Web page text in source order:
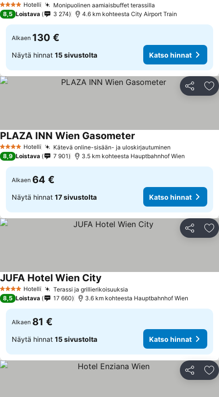
4 Tähtiluokitus
Hotelli Monipuolinen aamiaisbuffet terassilla
8,5 Loistava 3 274 4.6 km kohteesta City Airport Train
Alkaen 130 €
Näytä hinnat 15 sivustolta Katso hinnat
Jaa
4 Tähtiluokitus
Hotelli Kätevä online-sisään- ja uloskirjautuminen
PLAZA INN Wien Gasometer
8,9 Loistava 7 901 3.5 km kohteesta Hauptbahnhof Wien
Alkaen 64 €
Näytä hinnat 17 sivustolta Katso hinnat
Jaa
4 Tähtiluokitus
Hotelli Terassi ja grillierikoisuuksia
JUFA Hotel Wien City
8,5 Loistava 17 660 3.6 km kohteesta Hauptbahnhof Wien
Alkaen 81 €
Näytä hinnat 15 sivustolta Katso hinnat
Jaa